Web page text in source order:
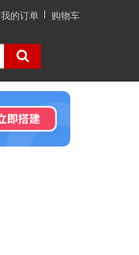
我的订单 购物车